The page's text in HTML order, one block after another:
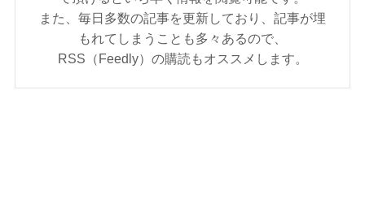
また、毎日多数の記事を更新しており、記事が埋
もれてしまうことも多々あるので、
RSS（Feedly）の購読もオススメします。